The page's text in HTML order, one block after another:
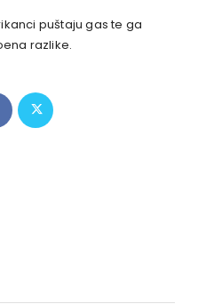
puštaju gas te ga
razlike.